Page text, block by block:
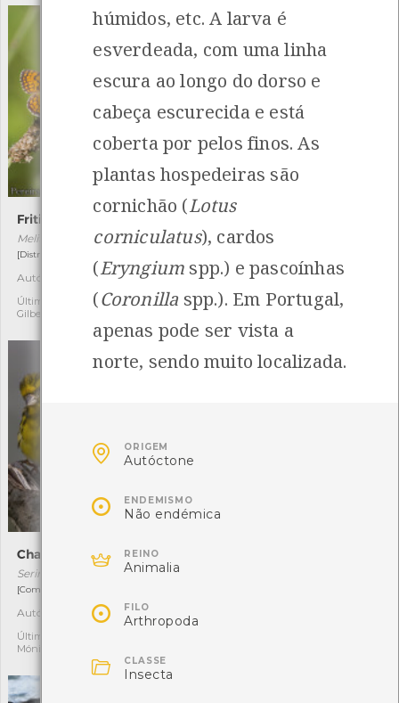
Fritilária-do-norte
Melitaea parthenoides
[Distribuição residual]
Autóctone
Última observação por:
Gilberto Pereira
1
Erynnis tages
Autóctone
Última observação por:
Chamariz
Serinus serinus
[Comum e residente]
Autóctone
Última observação por:
Mónica Rocha
6
húmidos, etc. A larva é
esverdeada, com uma linha
escura ao longo do dorso e
cabeça escurecida e está
coberta por pelos finos. As
plantas hospedeiras são
cornichão (Lotus
corniculatus), cardos
(Eryngium spp.) e pascoínhas
(Coronilla spp.). Em Portugal,
apenas pode ser vista a
norte, sendo muito localizada.
 ORIGEM
Autóctone
 ENDEMISMO
Não endémica
 REINO
Animalia
 FILO
Arthropoda
 CLASSE
Insecta